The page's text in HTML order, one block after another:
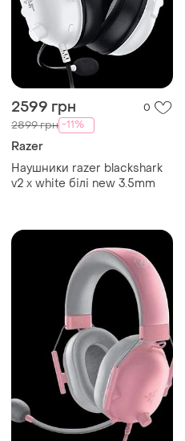
2599 грн 0
2899 грн -11%
Razer
Наушники razer blackshark
v2 x white білі new 3.5mm